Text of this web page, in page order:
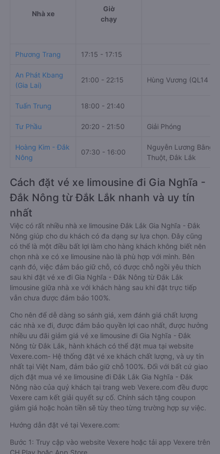
Nhà xe
Giờ
chạy
Phương Trang 17:15 - 17:15
An Phát Kbang
(Gia Lai)
21:00 - 22:15 Hùng Vương (QL14 ,
Tuấn Trung 18:00 - 21:40
Tư Phầu 20:20 - 21:50 Giải Phóng
Hoàng Kim - Đắk
Nông
07:30 - 16:00
Nguyễn Lương Bằng,
Thuột, Đắk Lắk
Cách đặt vé xe limousine đi Gia Nghĩa -
Đắk Nông từ Đắk Lắk nhanh và uy tín
nhất
Việc có rất nhiều nhà xe limousine Đắk Lắk Gia Nghĩa - Đắk
Nông giúp cho du khách có đa dạng sự lựa chọn. Đây cũng
có thể là một điều bất lợi làm cho hàng khách không biết nên
chọn nhà xe có xe limousine nào là phù hợp với mình. Bên
cạnh đó, việc đảm bảo giữ chỗ, có được chỗ ngồi yêu thích
sau khi đặt vé xe đi Gia Nghĩa - Đắk Nông từ Đắk Lắk
limousine giữa nhà xe với khách hàng sau khi đặt trực tiếp
vẫn chưa được đảm bảo 100%.
Cho nên để dễ dàng so sánh giá, xem đánh giá chất lượng
các nhà xe đi, được đảm bảo quyền lợi cao nhất, được hưởng
nhiều ưu đãi giảm giá vé xe limousine đi Gia Nghĩa - Đắk
Nông từ Đắk Lắk, hành khách có thể đặt mua tại website
Vexere.com- Hệ thống đặt vé xe khách chất lượng, và uy tín
nhất tại Việt Nam, đảm bảo giữ chỗ 100%. Đối với bất cứ giao
dịch đặt mua vé xe limousine đi Đắk Lắk Gia Nghĩa - Đắk
Nông nào của quý khách tại trang web Vexere.com đều được
Vexere cam kết giải quyết sự cố. Chính sách tặng coupon
giảm giá hoặc hoàn tiền sẽ tùy theo từng trường hợp sự việc.
Hướng dẫn đặt vé tại Vexere.com:
Bước 1: Truy cập vào website Vexere hoặc tải app Vexere trên
CH Play hoặc App Store.